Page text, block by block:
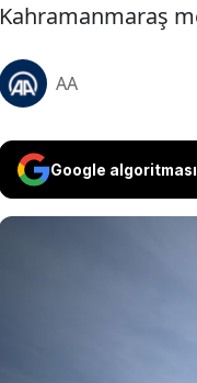
Kahramanmaraş
AA
Google